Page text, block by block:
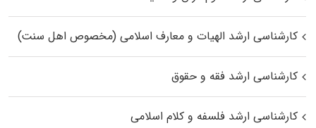
کارشناسی ارشد الهیات و معارف اسلامی (مخصوص اهل سنت)
کارشناسی ارشد فقه و حقوق
کارشناسی ارشد فلسفه و کلام اسلامی